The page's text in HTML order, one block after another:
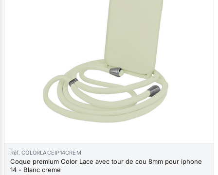
Réf. COLORLACEIP14CREM
Coque premium Color Lace avec tour de cou 8mm pour iphone
14 - Blanc creme